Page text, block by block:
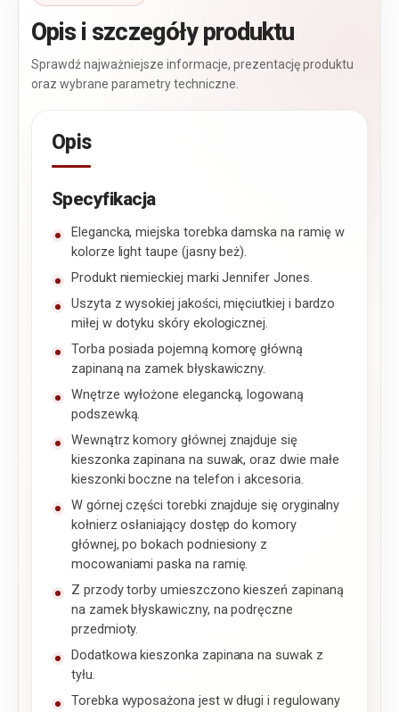
Opis i szczegóły produktu
Sprawdź najważniejsze informacje, prezentację produktu
oraz wybrane parametry techniczne.
Opis
Specyfikacja
Elegancka, miejska torebka damska na ramię w
kolorze light taupe (jasny beż).
Produkt niemieckiej marki Jennifer Jones.
Uszyta z wysokiej jakości, mięciutkiej i bardzo
miłej w dotyku skóry ekologicznej.
Torba posiada pojemną komorę główną
zapinaną na zamek błyskawiczny.
Wnętrze wyłożone elegancką, logowaną
podszewką.
Wewnątrz komory głównej znajduje się
kieszonka zapinana na suwak, oraz dwie małe
kieszonki boczne na telefon i akcesoria.
W górnej części torebki znajduje się oryginalny
kołnierz osłaniający dostęp do komory
głównej, po bokach podniesiony z
mocowaniami paska na ramię.
Z przody torby umieszczono kieszeń zapinaną
na zamek błyskawiczny, na podręczne
przedmioty.
Dodatkowa kieszonka zapinana na suwak z
tyłu.
Torebka wyposażona jest w długi i regulowany